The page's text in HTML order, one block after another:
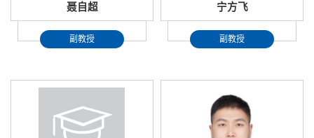
聂自超
副教授
宁方飞
副教授